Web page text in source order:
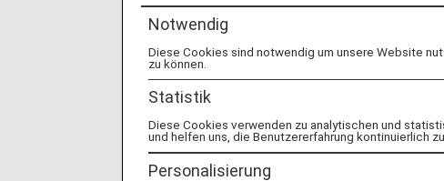
Notwendig
Diese Cookies sind notwendig um unsere Website
zu können.
Statistik
Diese Cookies verwenden zu analytischen und
und helfen uns, die Benutzererfahrung kontinuierlich
Personalisierung